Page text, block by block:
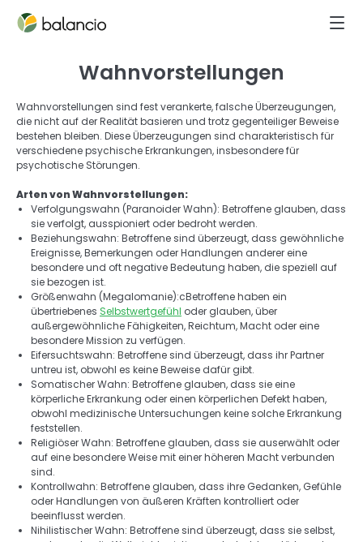
Wahnvorstellungen
Wahnvorstellungen sind fest verankerte, falsche Überzeugungen,
die nicht auf der Realität basieren und trotz gegenteiliger Beweise
bestehen bleiben. Diese Überzeugungen sind charakteristisch für
verschiedene psychische Erkrankungen, insbesondere für
psychotische Störungen.
Arten von Wahnvorstellungen:
Verfolgungswahn (Paranoider Wahn): Betroffene glauben, dass
sie verfolgt, ausspioniert oder bedroht werden.
Beziehungswahn: Betroffene sind überzeugt, dass gewöhnliche
Ereignisse, Bemerkungen oder Handlungen anderer eine
besondere und oft negative Bedeutung haben, die speziell auf
sie bezogen ist.
Größenwahn (Megalomanie):cBetroffene haben ein
übertriebenes Selbstwertgefühl oder glauben, über
außergewöhnliche Fähigkeiten, Reichtum, Macht oder eine
besondere Mission zu verfügen.
Eifersuchtswahn: Betroffene sind überzeugt, dass ihr Partner
untreu ist, obwohl es keine Beweise dafür gibt.
Somatischer Wahn: Betroffene glauben, dass sie eine
körperliche Erkrankung oder einen körperlichen Defekt haben,
obwohl medizinische Untersuchungen keine solche Erkrankung
feststellen.
Religiöser Wahn: Betroffene glauben, dass sie auserwählt oder
auf eine besondere Weise mit einer höheren Macht verbunden
sind.
Kontrollwahn: Betroffene glauben, dass ihre Gedanken, Gefühle
oder Handlungen von äußeren Kräften kontrolliert oder
beeinflusst werden.
Nihilistischer Wahn: Betroffene sind überzeugt, dass sie selbst,